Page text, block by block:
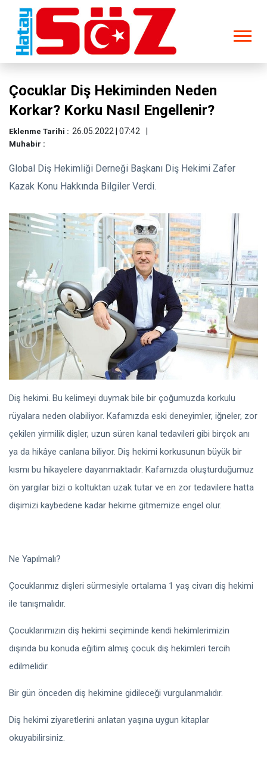
Çocuklar Diş Hekiminden Neden
Korkar? Korku Nasıl Engellenir?
Eklenme Tarihi : 26.05.2022 | 07:42
Muhabir :
Global Diş Hekimliği Derneği Başkanı Diş Hekimi Zafer
Kazak Konu Hakkında Bilgiler Verdi.
Diş hekimi. Bu kelimeyi duymak bile bir çoğumuzda korkulu
rüyalara neden olabiliyor. Kafamızda eski deneyimler, iğneler, zor
çekilen yirmilik dişler, uzun süren kanal tedavileri gibi birçok anı
ya da hikâye canlana biliyor. Diş hekimi korkusunun büyük bir
kısmı bu hikayelere dayanmaktadır. Kafamızda oluşturduğumuz
ön yargılar bizi o koltuktan uzak tutar ve en zor tedavilere hatta
dişimizi kaybedene kadar hekime gitmemize engel olur.
Ne Yapılmalı?
Çocuklarımız dişleri sürmesiyle ortalama 1 yaş civarı diş hekimi
ile tanışmalıdır.
Çocuklarımızın diş hekimi seçiminde kendi hekimlerimizin
dışında bu konuda eğitim almış çocuk diş hekimleri tercih
edilmelidir.
Bir gün önceden diş hekimine gidileceği vurgulanmalıdır.
Diş hekimi ziyaretlerini anlatan yaşına uygun kitaplar
okuyabilirsiniz.